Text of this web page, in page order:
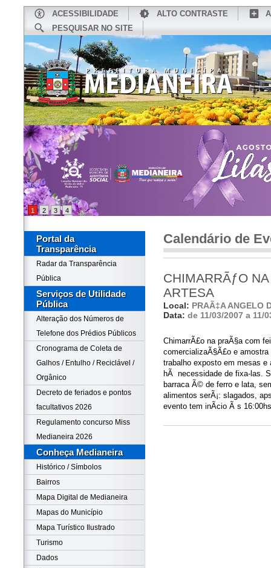
ACESSIBILIDADE ALTO CONTRASTE
PESQUISAR NO SITE
CONHEÇA MEDIANEIRA
1 2 3 4
Portal da
Transparência
Radar da Transparência
Pública
Serviços de Utilidade
Pública
Alteração dos Números de
Telefone dos Prédios Públicos
Cronograma de Coleta de
Galhos / Entulho / Reciclável /
Orgânico
Decreto de feriados e pontos
facultativos 2026
Regulamento concurso Miss
Medianeira 2026
Conheça Medianeira
Histórico / Símbolos
Bairros
Mapa Digital de Medianeira
Mapas do Município
Mapa Turístico Ilustrado
Turismo
Dados
Calendário de
CHIMARRÃƒO
ARTESA
Local: PRAÃ‡A ANGELO
Data: de 11/03/2007 a 11/
ChimarrÃ£o na praÃ§a com
comercializaÃ§Ã£o e
trabalho exposto em mesas e
hÃ necessidade de fixa-las.
barraca Ã© de ferro e lata,
alimentos serÃ¡: slagados,
evento tem inÃ­cio Ã s